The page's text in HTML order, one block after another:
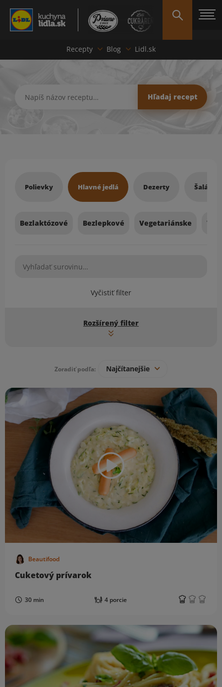
Recepty Blog Lidl.sk
Hľadaj recept
Polievky Hlavné jedlá Dezerty Šaláty
Bezlaktózové Bezlepkové Vegetariánske
Vyčistiť filter
Rozšírený filter
Zoradiť podľa: Najčítanejšie
Zoznam receptov
Beautifood
Cuketový prívarok
30 min 4 porcie